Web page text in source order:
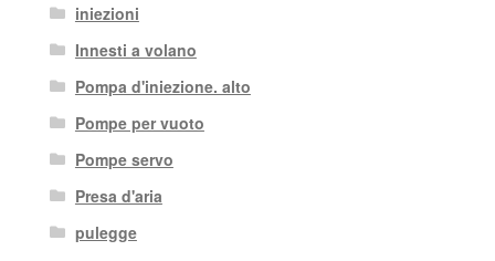
iniezioni
Innesti a volano
Pompa d'iniezione. alto
Pompe per vuoto
Pompe servo
Presa d'aria
pulegge